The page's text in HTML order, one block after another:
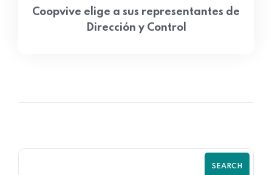
Dirección y Control
SEARCH